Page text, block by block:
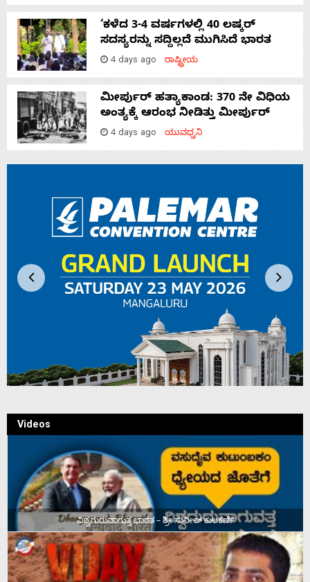
‘ಕಳೆದ 3-4 ವರ್ಷಗಳಲ್ಲಿ 40 ಲಷ್ಕರ್
ಸದಸ್ಯರನ್ನು ಸದ್ದಿಲ್ಲದೆ ಮುಗಿಸಿದೆ ಭಾರತ
4 days ago ರಾಷ್ಟ್ರೀಯ
ಮೀರ್ಪುರ್ ಹತ್ಯಾಕಾಂಡ: 370 ನೇ ವಿಧಿಯ
ಅಂತ್ಯಕ್ಕೆ ಆರಂಭ ನೀಡಿತ್ತು ಮೀರ್ಪುರ್
4 days ago ಯುವಧ್ವನಿ
Videos
ವಿಶ್ವಗುರುವಾಗುತ್ತ ಭಾರತ – ಶ್ರೀ ಸುನೀಲ್‌ ಕುಲಕರ್ಣಿ